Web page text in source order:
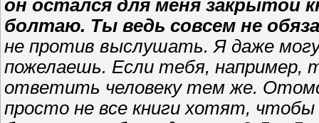
он остался для меня закрытой
болтаю. Ты ведь совсем не
не против выслушать. Я даже
пожелаешь. Если тебя, например,
ответить человеку тем же.
просто не все книги хотят,